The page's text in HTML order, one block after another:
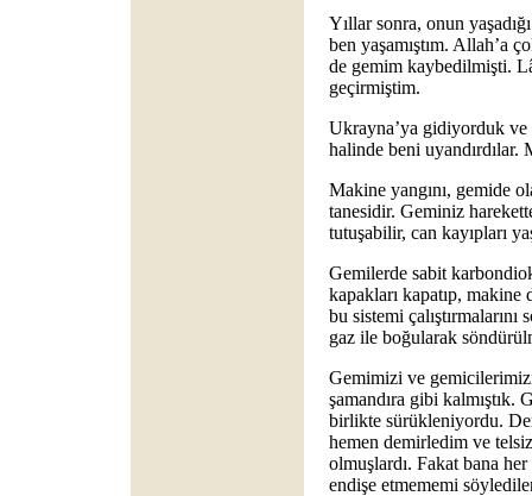
Yıllar sonra, onun
ben yaşamıştım. Allah’a
de gemim kaybedilmişti.
geçirmiştim.
Ukrayna’ya gidiyorduk ve
halinde beni uyandırdılar.
Makine yangını, gemide
tanesidir. Geminiz
tutuşabilir, can kayıpları
Gemilerde sabit
kapakları kapatıp, makine
bu sistemi
gaz ile boğularak
Gemimizi ve
şamandıra gibi kalmıştık.
birlikte sürükleniyordu.
hemen demirledim ve
olmuşlardı. Fakat bana
endişe etmememi